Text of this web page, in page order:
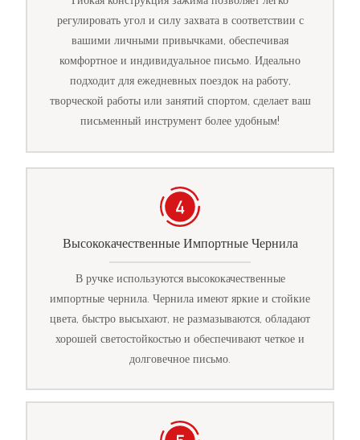
регулировать угол и силу захвата в соответствии с
вашими личными привычками, обеспечивая
комфортное и индивидуальное письмо. Идеально
подходит для ежедневных поездок на работу,
творческой работы или занятий спортом, сделает ваш
письменный инструмент более удобным!
Высококачественные Импортные Чернила
В ручке используются высококачественные
импортные чернила. Чернила имеют яркие и стойкие
цвета, быстро высыхают, не размазываются, обладают
хорошей светостойкостью и обеспечивают четкое и
долговечное письмо.